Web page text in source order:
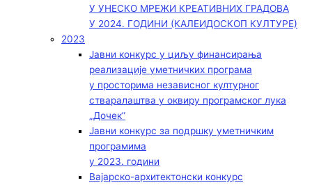
У УНЕСКО МРЕЖИ КРЕАТИВНИХ ГРАДОВА
У 2024. ГОДИНИ (КАЛЕИДОСКОП КУЛТУРЕ)
2023
Јавни конкурс у циљу финансирања
реализације уметничких програма
у просторима независног културног
стваралаштва у оквиру програмског лука
„Дочек”
Јавни конкурс за подршку уметничким
програмима
у 2023. години
Вајарско-архитектонски конкурс